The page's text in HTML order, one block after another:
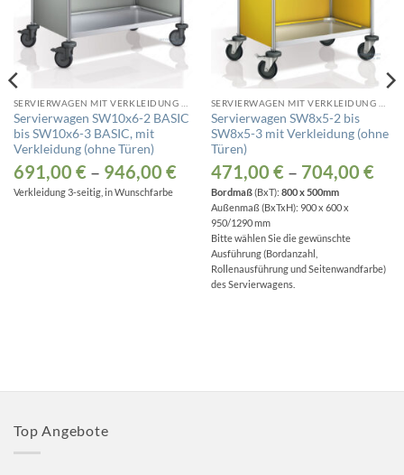
Servierwagen SW10x6-2 BASIC
bis SW10x6-3 BASIC, mit
Verkleidung (ohne Türen)
691,00 € – 946,00 €
Verkleidung 3-seitig, in Wunschfarbe
Servierwagen SW8x5-2 bis
SW8x5-3 mit Verkleidung (ohne
Türen)
471,00 € – 704,00 €
Bordmaß(BxT): 800 x 500mm
Außenmaß (BxTxH): 900 x 600 x
950/1290 mm
Bitte wählen Sie die gewünschte
Ausführung (Bordanzahl,
Rollenausführung und Seitenwandfarbe)
des Servierwagens.
Top Angebote